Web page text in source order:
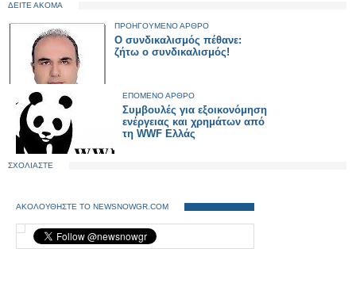
ΔΕΙΤΕ ΑΚΟΜΑ
ΠΡΟΗΓΟΥΜΕΝΟ ΑΡΘΡΟ
Ο συνδικαλισμός πέθανε:
ζήτω ο συνδικαλισμός!
ΕΠΟΜΕΝΟ ΑΡΘΡΟ
Συμβουλές για εξοικονόμηση
ενέργειας και χρημάτων από
τη WWF Ελλάς
ΣΧΟΛΙΑΣΤΕ
ΑΚΟΛΟΥΘΗΣΤΕ ΤΟ NEWSNOWGR.COM